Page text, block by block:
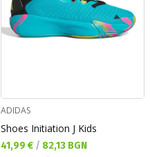
ADIDAS
Shoes Initiation J Kids
Текуща цена:
41,99 € / 82,13 BGN